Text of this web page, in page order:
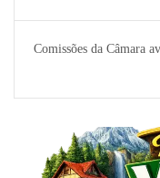
Post
Comissões da Câmara